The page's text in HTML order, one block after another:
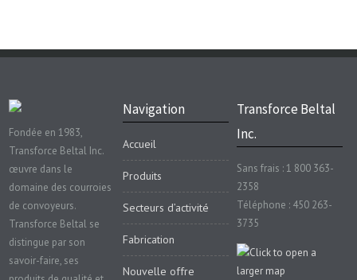
Fondée en 1983,
Transforce Beltal Inc.
œuvre dans le
domaine des courroies
de convoyeurs.
Transforce Beltal se
distingue par son
savoir-faire, ses
Navigation
Accueil
Produits
Secteurs d’activité
Fabrication
Nouvelle offre
Transforce Beltal
Inc.
Sans frais : 1 800 363-
2358
Téléphone : 450 263-
3735